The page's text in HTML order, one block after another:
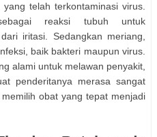
telah terkontaminasi virus.
reaksi tubuh untuk
iritasi. Sedangkan meriang,
baik bakteri maupun virus.
alami untuk melawan penyakit,
penderitanya merasa sangat
obat yang tepat menjadi